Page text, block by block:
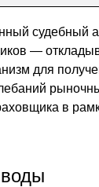
судебный
—
для
в